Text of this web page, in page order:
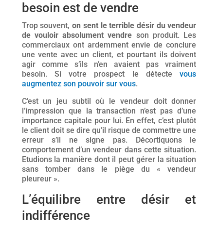
besoin est de vendre
Trop souvent,on sent le terrible désir du vendeur
de vouloir absolument vendre son produit. Les
commerciaux ont ardemment envie de conclure
une vente avec un client, et pourtant ils doivent
agir comme s’ils n’en avaient pas vraiment
besoin. Si votre prospect le détectevous
augmentez son pouvoir sur vous.
C’est un jeu subtil où le vendeur doit donner
l’impression que la transaction n’est pas d’une
importance capitale pour lui. En effet, c’est plutôt
le client doit se dire qu’il risque de commettre une
erreur s’il ne signe pas. Décortiquons le
comportement d’un vendeur dans cette situation.
Etudions la manière dont il peut gérer la situation
sans tomber dans le piège du « vendeur
pleureur ».
L’équilibre entre désir et
indifférence